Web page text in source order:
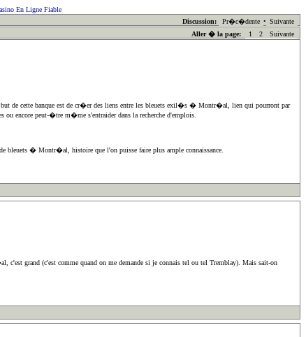
En Ligne Fiable
Discussion:
Pr�c�dente • Suivante
Aller � la page:
1 2 Suivante
de cette banque est de cr�er des liens entre les bleuets exil�s � Montr�al, lien qui pourront par
ou encore peut-�tre m�me s'entraider dans la recherche d'emplois.
bleuets � Montr�al, histoire que l'on puisse faire plus ample connaissance.
grand (c'est comme quand on me demande si je connais tel ou tel Tremblay). Mais sait-on